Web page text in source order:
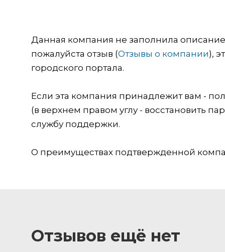
Данная компания не заполнила описание
пожалуйста отзыв (Отзывы о компании),
городского портала.
Если эта компания принадлежит вам -
(в верхнем правом углу - восстановить
службу поддержки.
О преимуществах подтвержденной
Отзывов ещё нет